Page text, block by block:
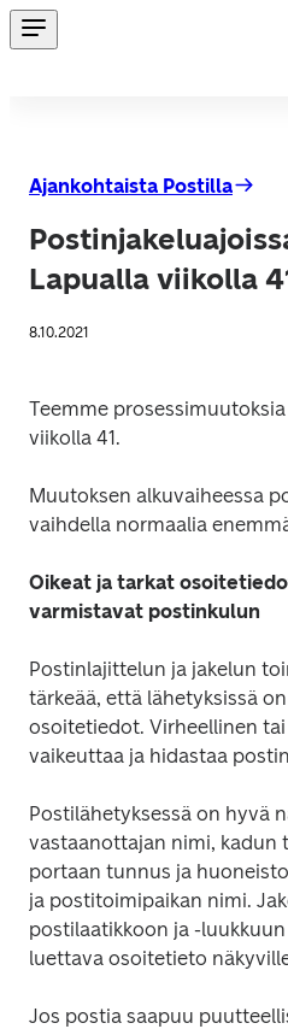
Ajankohtaista Postilla
Lapualla viikolla
8.10.2021
Teemme
viikolla 41.
Muutoksen alkuvaiheessa
vaihdella normaalia
Oikeat ja tarkat
varmistavat postinkulun
Postinlajittelun ja jakelun
tärkeää, että lähetyksissä
osoitetiedot. Virheellinen
vaikeuttaa ja hidastaa
Postilähetyksessä on hyvä
vastaanottajan nimi, kadun
portaan tunnus ja
ja postitoimipaikan nimi.
postilaatikkoon ja -
luettava osoitetieto
Jos postia saapuu